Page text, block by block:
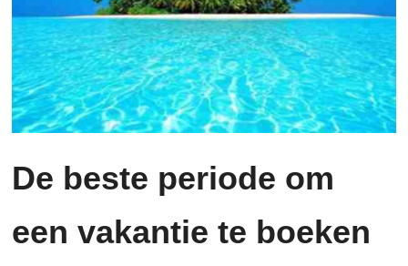
De beste periode om
een vakantie te boeken